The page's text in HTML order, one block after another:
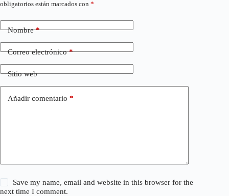
obligatorios están marcados con *
Nombre*
Correo electrónico*
Sitio web
Añadir comentario *
Save my name, email and website in this browser for the
next time I comment.